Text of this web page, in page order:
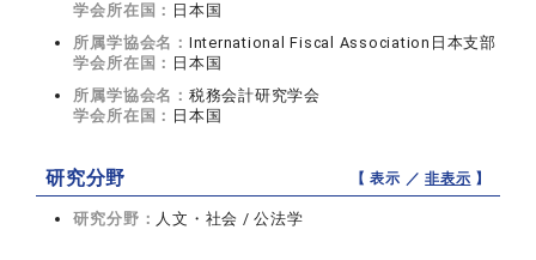
学会所在国： 日本国
所属学協会名： International Fiscal Association日本支部
学会所在国： 日本国
所属学協会名： 税務会計研究学会
学会所在国： 日本国
研究分野 【 表示 ／非表示 】
研究分野： 人文・社会 / 公法学